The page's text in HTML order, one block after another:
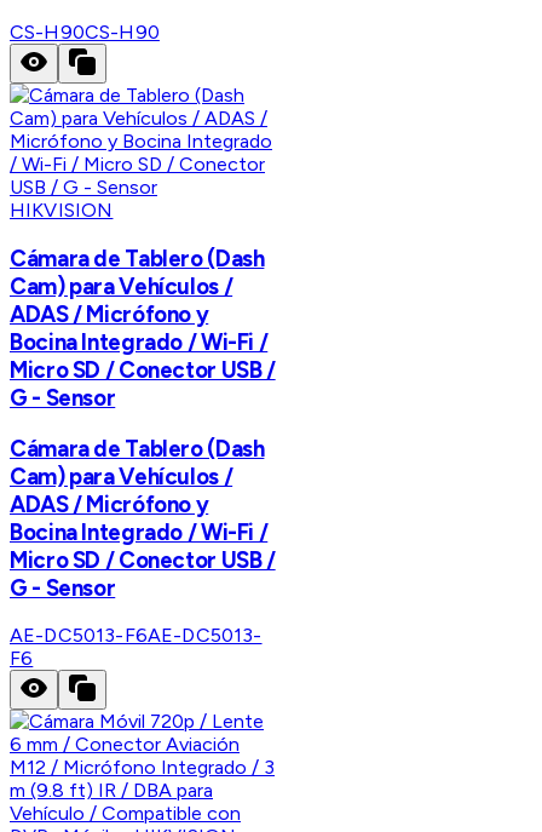
CS-H90CS-H90
HIKVISION
Cámara de Tablero (Dash
Cam) para Vehículos /
ADAS / Micrófono y
Bocina Integrado / Wi-Fi /
Micro SD / Conector USB /
G - Sensor
Cámara de Tablero (Dash
Cam) para Vehículos /
ADAS / Micrófono y
Bocina Integrado / Wi-Fi /
Micro SD / Conector USB /
G - Sensor
AE-DC5013-F6AE-DC5013-
F6